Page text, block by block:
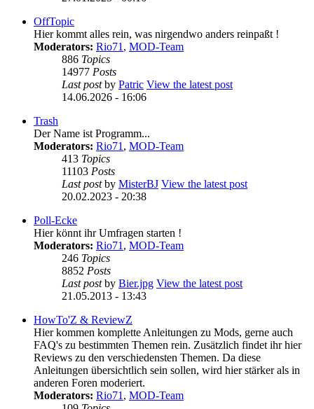
OffTopic
Hier kommt alles rein, was nirgendwo anders reinpaßt !
Moderators: Rio71, MOD-Team
886 Topics
14977 Posts
Last postby Patric View the latest post
14.06.2026 - 16:06
Trash
Der Name ist Programm...
Moderators: Rio71, MOD-Team
413 Topics
11103 Posts
Last postby MisterBJ View the latest post
20.02.2023 - 20:38
Poll-Ecke
Hier könnt ihr Umfragen starten !
Moderators: Rio71, MOD-Team
246 Topics
8852 Posts
Last postby Bier.jpg View the latest post
21.05.2013 - 13:43
HowTo'Z & ReviewZ
Hier kommen komplette Anleitungen zu Mods, gerne auch
FAQ's zu bestimmten Themen rein. Zusätzlich findet ihr hier
Reviews zu den verschiedensten Themen. Da diese
Anleitungen übersichtlich sein sollen, wird hier stärker als in
anderen Foren moderiert.
Moderators: Rio71, MOD-Team